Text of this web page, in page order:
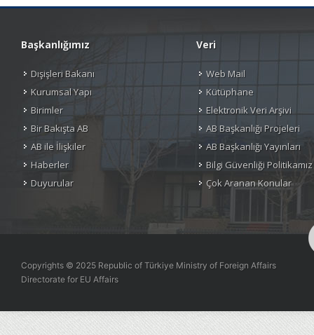
Başkanlığımız
Dışişleri Bakanı
Kurumsal Yapı
Birimler
Bir Bakışta AB
AB ile İlişkiler
Haberler
Duyurular
Veri
Web Mail
Kütüphane
Elektronik Veri Arşivi
AB Başkanlığı Projeleri
AB Başkanlığı Yayınları
Bilgi Güvenliği Politikamız
Çok Aranan Konular
Copyrights © 2025 Republic of Türkiye Ministry of Foreign Affairs
Directorate for EU Affairs